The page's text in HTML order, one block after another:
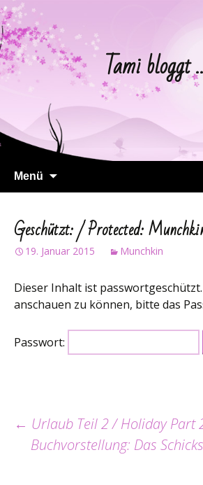
Tami bloggt
Menü
Geschützt: / Protected:
19. Januar 2015 Munchkin
Dieser Inhalt ist
anschauen zu können, bitte das
Passwort:
Beitrags-
← Urlaub Teil 2 / Holiday Part
Buchvorstellung: Das